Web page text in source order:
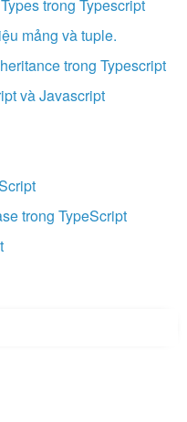
trong Typescript
mảng và tuple.
trong Typescript
và Javascript
trong TypeScript